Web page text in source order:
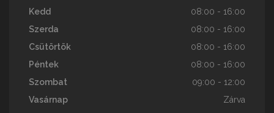
Kedd
08:00 - 16:00
Szerda
08:00 - 16:00
Csütörtök
08:00 - 16:00
Péntek
08:00 - 16:00
Szombat
09:00 - 12:00
Vasárnap
Zárva